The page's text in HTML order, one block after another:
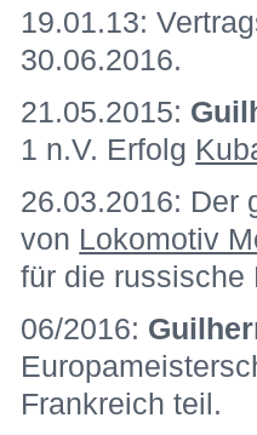
19.01.13:
30.06.2016.
21.05.2015:
1 n.V. Erfolg
26.03.2016: Der
von Lokomotiv
für die russische
06/2016:
Frankreich teil.